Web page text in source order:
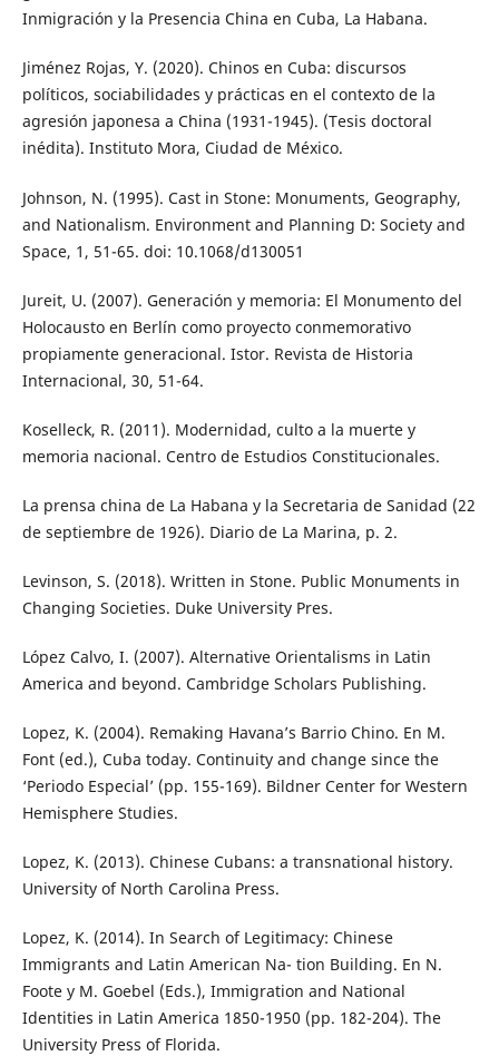
Inmigración y la Presencia China en Cuba, La Habana.
Jiménez Rojas, Y. (2020). Chinos en Cuba: discursos
políticos, sociabilidades y prácticas en el contexto de la
agresión japonesa a China (1931-1945). (Tesis doctoral
inédita). Instituto Mora, Ciudad de México.
Johnson, N. (1995). Cast in Stone: Monuments, Geography,
and Nationalism. Environment and Planning D: Society and
Space, 1, 51-65. doi: 10.1068/d130051
Jureit, U. (2007). Generación y memoria: El Monumento del
Holocausto en Berlín como proyecto conmemorativo
propiamente generacional. Istor. Revista de Historia
Internacional, 30, 51-64.
Koselleck, R. (2011). Modernidad, culto a la muerte y
memoria nacional. Centro de Estudios Constitucionales.
La prensa china de La Habana y la Secretaria de Sanidad (22
de septiembre de 1926). Diario de La Marina, p. 2.
Levinson, S. (2018). Written in Stone. Public Monuments in
Changing Societies. Duke University Pres.
López Calvo, I. (2007). Alternative Orientalisms in Latin
America and beyond. Cambridge Scholars Publishing.
Lopez, K. (2004). Remaking Havana’s Barrio Chino. En M.
Font (ed.), Cuba today. Continuity and change since the
‘Periodo Especial’ (pp. 155-169). Bildner Center for Western
Hemisphere Studies.
Lopez, K. (2013). Chinese Cubans: a transnational history.
University of North Carolina Press.
Lopez, K. (2014). In Search of Legitimacy: Chinese
Immigrants and Latin American Na- tion Building. En N.
Foote y M. Goebel (Eds.), Immigration and National
Identities in Latin America 1850-1950 (pp. 182-204). The
University Press of Florida.